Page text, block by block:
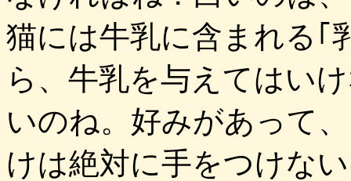
猫には牛乳に含まれる｢
ら、牛乳を与えてはい
いのね。好みがあって
けは絶対に手をつけな